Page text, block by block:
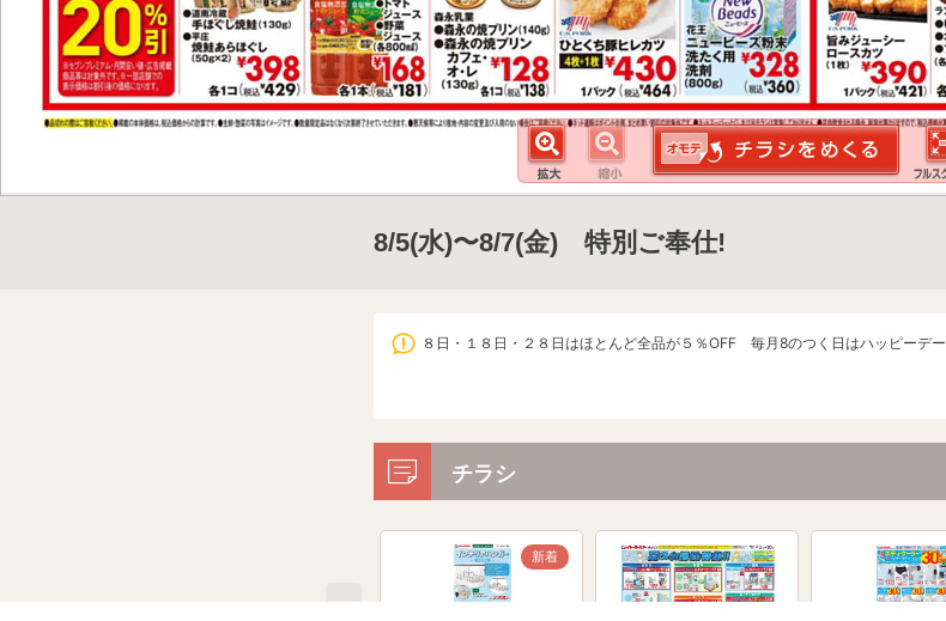
8/5(水)〜8/7(金) 特別ご奉仕!
８日・１８日・２８日はほとんど全品が５％OFF 毎月8のつく日はハッピーデー
チラシ
新着